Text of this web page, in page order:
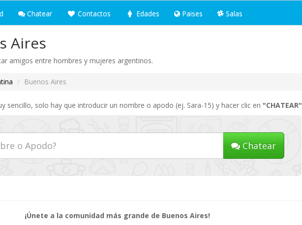
Chatear Contactos Edades Paises Salas
Aires
amigos entre hombres y mujeres argentinos.
Buenos Aires
sencillo, solo hay que introducir un nombre o apodo (ej. Sara-15) y hacer clic en "CHATEAR"
Chatear
¡Únete a la comunidad más grande de Buenos Aires!